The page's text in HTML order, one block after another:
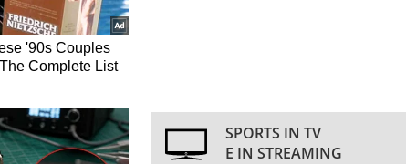
SPORTS IN TV
E IN STREAMING